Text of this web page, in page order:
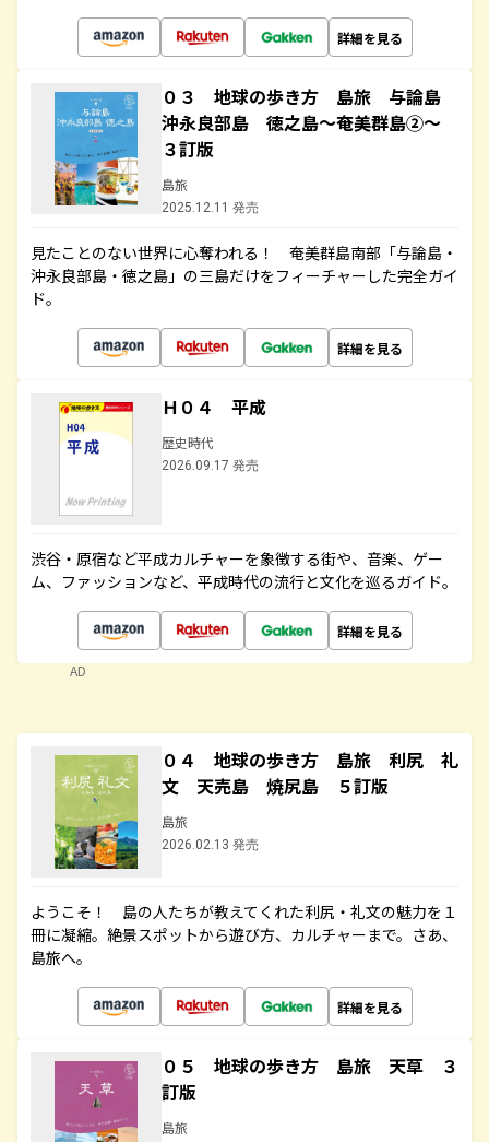
詳細を見る
０３ 地球の歩き方 島旅 与論島
沖永良部島 徳之島～奄美群島②～
３訂版
島旅
2025.12.11 発売
見たことのない世界に心奪われる！ 奄美群島南部「与論島・
沖永良部島・徳之島」の三島だけをフィーチャーした完全ガイ
ド。
詳細を見る
Ｈ０４ 平成
歴史時代
2026.09.17 発売
渋谷・原宿など平成カルチャーを象徴する街や、音楽、ゲー
ム、ファッションなど、平成時代の流行と文化を巡るガイド。
詳細を見る
AD
０４ 地球の歩き方 島旅 利尻 礼
文 天売島 焼尻島 ５訂版
島旅
2026.02.13 発売
ようこそ！ 島の人たちが教えてくれた利尻・礼文の魅力を１
冊に凝縮。絶景スポットから遊び方、カルチャーまで。さあ、
島旅へ。
詳細を見る
０５ 地球の歩き方 島旅 天草 ３
訂版
島旅